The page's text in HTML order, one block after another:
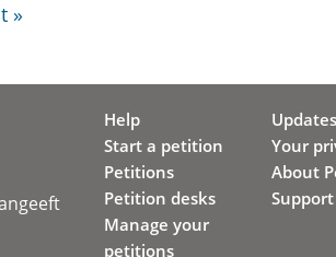
»
Help
Start a petition
Petitions
Petition desks
Manage your
petitions
Updates
Your
About